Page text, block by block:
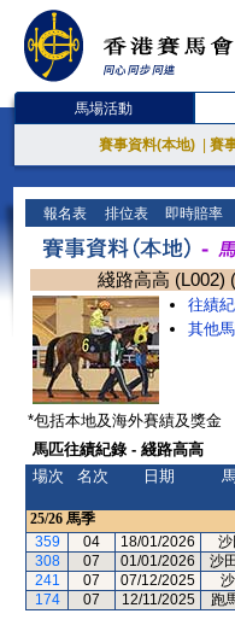
馬場活動
賽事資料(本地) 賽
報名表 排位表 即時賠率
綫路高高 (L002)
往績
其他
*包括本地及海外賽績及獎金
馬匹往績紀錄 - 綫路高高
場次
名次 日期
25/26 馬季
359
04 18/01/2026 沙
308
07 01/01/2026 沙
241
07 07/12/2025
174
07 12/11/2025 跑